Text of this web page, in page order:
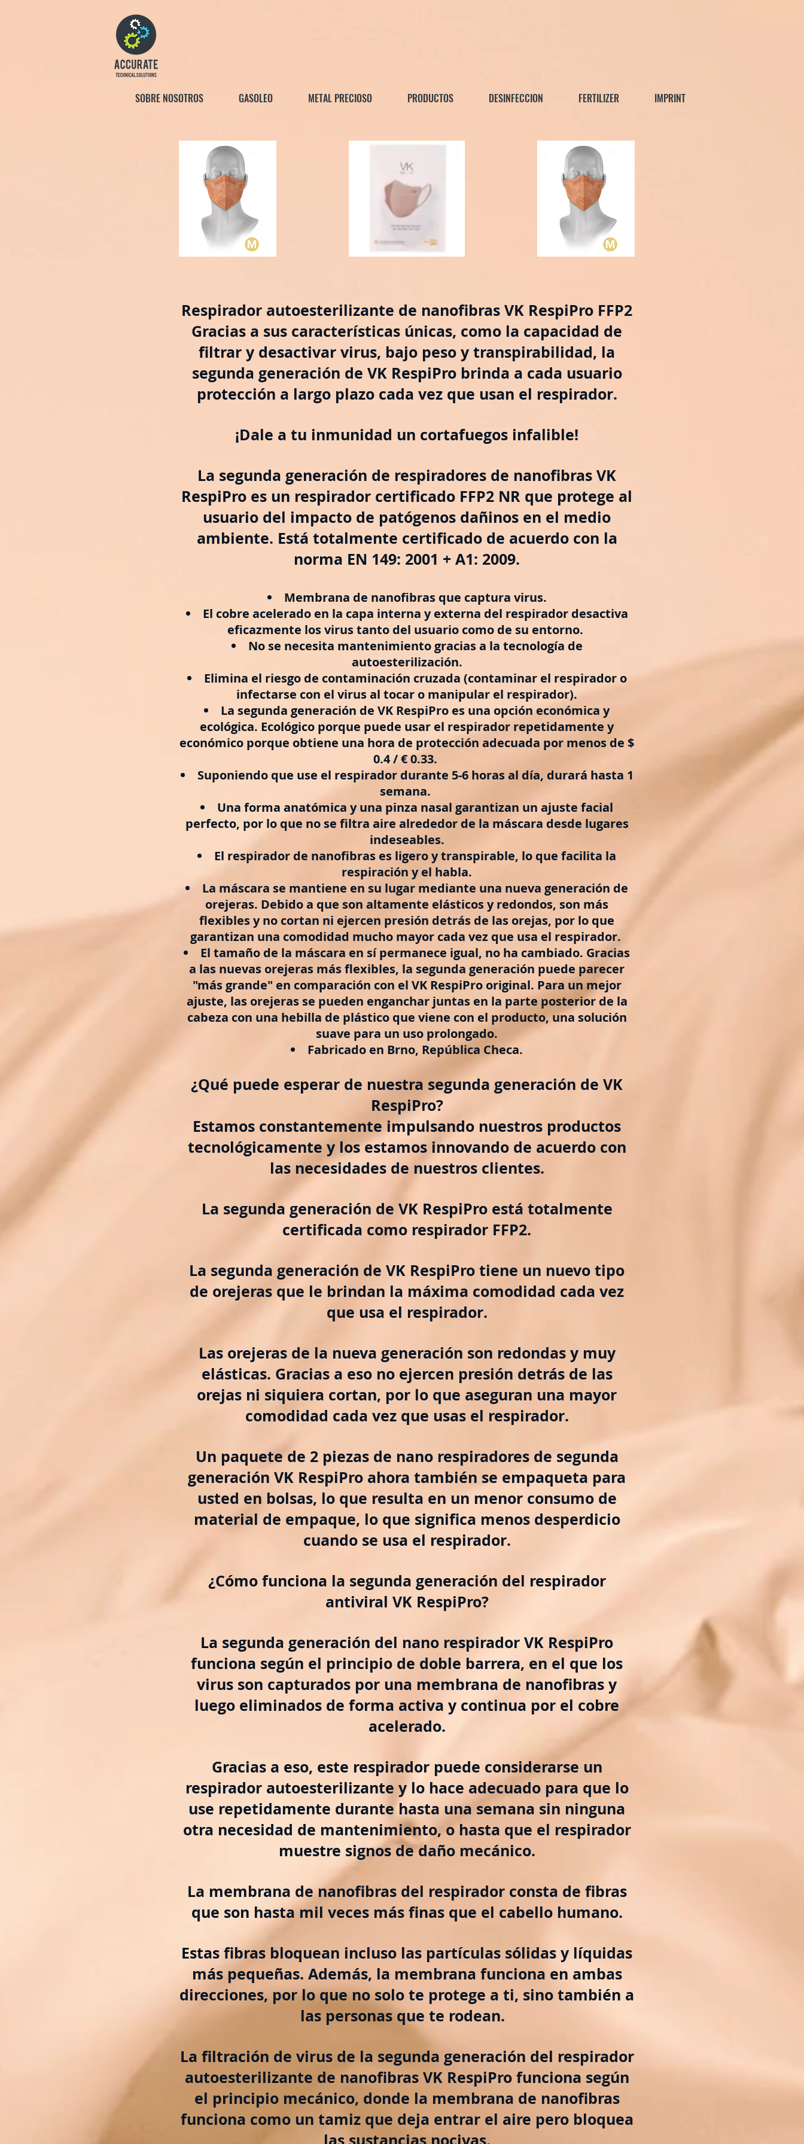
SOBRE NOSOTROS GASOLEO METAL PRECIOSO PRODUCTOS DESINFECCION FERTILIZER IMPRINT
Respirador autoesterilizante de nanofibras VK RespiPro FFP2
Gracias a sus características únicas, como la capacidad de
filtrar y desactivar virus, bajo peso y transpirabilidad, la
segunda generación de VK RespiPro brinda a cada usuario
protección a largo plazo cada vez que usan el respirador.
¡Dale a tu inmunidad un cortafuegos infalible!
La segunda generación de respiradores de nanofibras VK
RespiPro es un respirador certificado FFP2 NR que protege al
usuario del impacto de patógenos dañinos en el medio
ambiente. Está totalmente certificado de acuerdo con la
norma EN 149: 2001 + A1: 2009.
Membrana de nanofibras que captura virus.
El cobre acelerado en la capa interna y externa del respirador desactiva
eficazmente los virus tanto del usuario como de su entorno.
No se necesita mantenimiento gracias a la tecnología de
autoesterilización.
Elimina el riesgo de contaminación cruzada (contaminar el respirador o
infectarse con el virus al tocar o manipular el respirador).
La segunda generación de VK RespiPro es una opción económica y
ecológica. Ecológico porque puede usar el respirador repetidamente y
económico porque obtiene una hora de protección adecuada por menos de $
0.4 / € 0.33.
Suponiendo que use el respirador durante 5-6 horas al día, durará hasta 1
semana.
Una forma anatómica y una pinza nasal garantizan un ajuste facial
perfecto, por lo que no se filtra aire alrededor de la máscara desde lugares
indeseables.
El respirador de nanofibras es ligero y transpirable, lo que facilita la
respiración y el habla.
La máscara se mantiene en su lugar mediante una nueva generación de
orejeras. Debido a que son altamente elásticos y redondos, son más
flexibles y no cortan ni ejercen presión detrás de las orejas, por lo que
garantizan una comodidad mucho mayor cada vez que usa el respirador.
El tamaño de la máscara en sí permanece igual, no ha cambiado. Gracias
a las nuevas orejeras más flexibles, la segunda generación puede parecer
"más grande" en comparación con el VK RespiPro original. Para un mejor
ajuste, las orejeras se pueden enganchar juntas en la parte posterior de la
cabeza con una hebilla de plástico que viene con el producto, una solución
suave para un uso prolongado.
Fabricado en Brno, República Checa.
¿Qué puede esperar de nuestra segunda generación de VK
RespiPro?
Estamos constantemente impulsando nuestros productos
tecnológicamente y los estamos innovando de acuerdo con
las necesidades de nuestros clientes.
La segunda generación de VK RespiPro está totalmente
certificada como respirador FFP2.
La segunda generación de VK RespiPro tiene un nuevo tipo
de orejeras que le brindan la máxima comodidad cada vez
que usa el respirador.
Las orejeras de la nueva generación son redondas y muy
elásticas. Gracias a eso no ejercen presión detrás de las
orejas ni siquiera cortan, por lo que aseguran una mayor
comodidad cada vez que usas el respirador.
Un paquete de 2 piezas de nano respiradores de segunda
generación VK RespiPro ahora también se empaqueta para
usted en bolsas, lo que resulta en un menor consumo de
material de empaque, lo que significa menos desperdicio
cuando se usa el respirador.
¿Cómo funciona la segunda generación del respirador
antiviral VK RespiPro?
La segunda generación del nano respirador VK RespiPro
funciona según el principio de doble barrera, en el que los
virus son capturados por una membrana de nanofibras y
luego eliminados de forma activa y continua por el cobre
acelerado.
Gracias a eso, este respirador puede considerarse un
respirador autoesterilizante y lo hace adecuado para que lo
use repetidamente durante hasta una semana sin ninguna
otra necesidad de mantenimiento, o hasta que el respirador
muestre signos de daño mecánico.
La membrana de nanofibras del respirador consta de fibras
que son hasta mil veces más finas que el cabello humano.
Estas fibras bloquean incluso las partículas sólidas y líquidas
más pequeñas. Además, la membrana funciona en ambas
direcciones, por lo que no solo te protege a ti, sino también a
las personas que te rodean.
La filtración de virus de la segunda generación del respirador
autoesterilizante de nanofibras VK RespiPro funciona según
el principio mecánico, donde la membrana de nanofibras
funciona como un tamiz que deja entrar el aire pero bloquea